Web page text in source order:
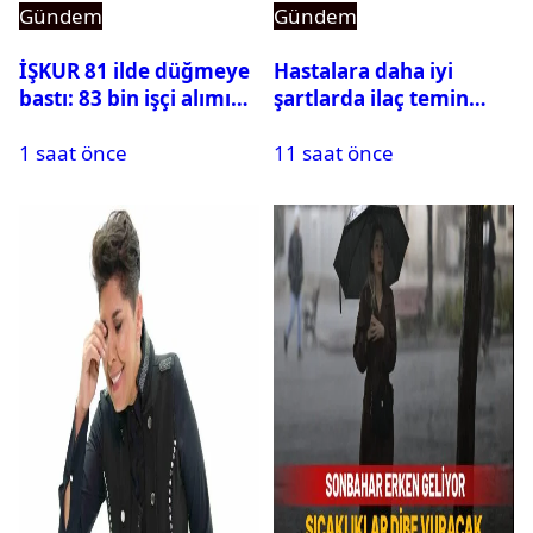
Gündem
İŞKUR 81 ilde düğmeye
bastı: 83 bin işçi alımı
1 saat önce
Gündem
Hastalara daha iyi
şartlarda ilaç temin
Kurumu duyurdu
11 saat önce